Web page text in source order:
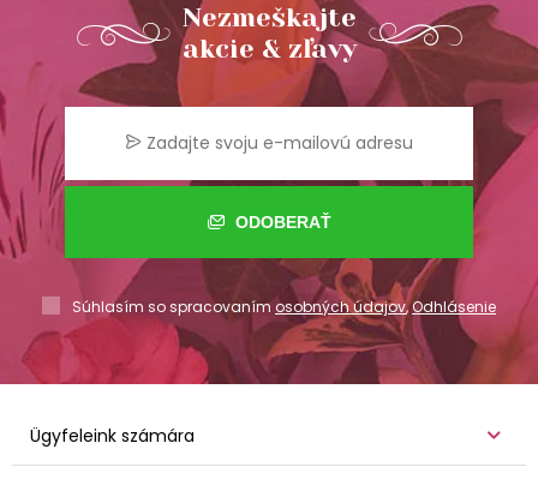
Nezmeškajte
akcie & zľavy
ODOBERAŤ
Súhlasím so spracovaním osobných údajov,Odhlásenie
Ügyfeleink számára